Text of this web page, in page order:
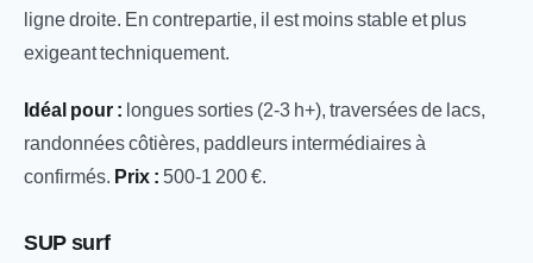
ligne droite. En contrepartie, il est moins stable et plus
exigeant techniquement.
Idéal pour : longues sorties (2-3 h+), traversées de lacs,
randonnées côtières, paddleurs intermédiaires à
confirmés. Prix : 500-1 200 €.
SUP surf